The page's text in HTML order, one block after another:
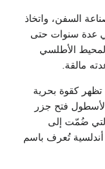
السفن، واتخاذ
عدة سنوات حتى
الأطلسي
مالقة.
تظهر كقوة بحرية
فتح جزر
التي ضُمّت إلى
عام (235هـ=849م) ولاية أندلسية تُعرف باسم